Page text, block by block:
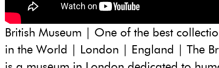
British Museum | One of the best
in the World | London | England | The